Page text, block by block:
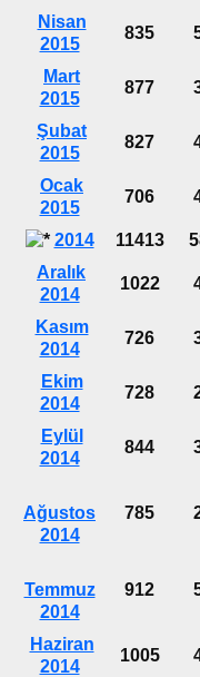
Nisan
2015
835
Mart
2015
877
Şubat
2015
827
Ocak
2015
706
2014 11413
Aralık
2014
1022
Kasım
2014
726
Ekim
2014
728
Eylül
2014
844
Ağustos
2014
785
Temmuz
2014
912
Haziran
2014
1005